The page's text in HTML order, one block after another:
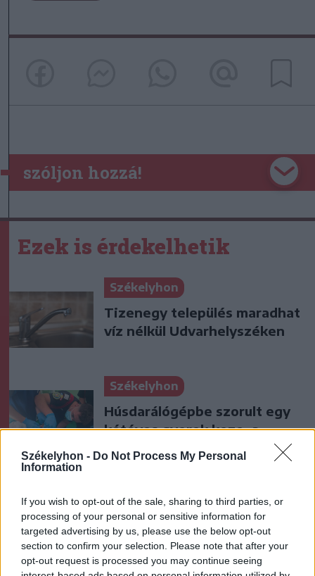
Székelyhon - Do Not Process My Personal
Information
If you wish to opt-out of the sale, sharing to third parties, or
processing of your personal or sensitive information for
targeted advertising by us, please use the below opt-out
section to confirm your selection. Please note that after your
opt-out request is processed you may continue seeing
szóljon hozzá!
Ezek is érdekelhetik
Székelyhon
Tizenegy település maradhat
víz nélkül Udvarhelyszéken
Székelyhon
Húsdarálógépbe szorult egy
kétéves gyerek keze, a
tűzoltókra is szükség volt a
Székely Sport
Látványos meccs nyitotta a
Szuperliga negyedik
fordulóját (videóval)